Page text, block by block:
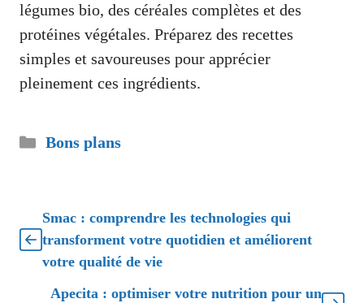
légumes bio, des céréales complètes et des
protéines végétales. Préparez des recettes
simples et savoureuses pour apprécier
pleinement ces ingrédients.
Catégories
Bons plans
Smac : comprendre les technologies qui
transforment votre quotidien et améliorent
votre qualité de vie
Apecita : optimiser votre nutrition pour un